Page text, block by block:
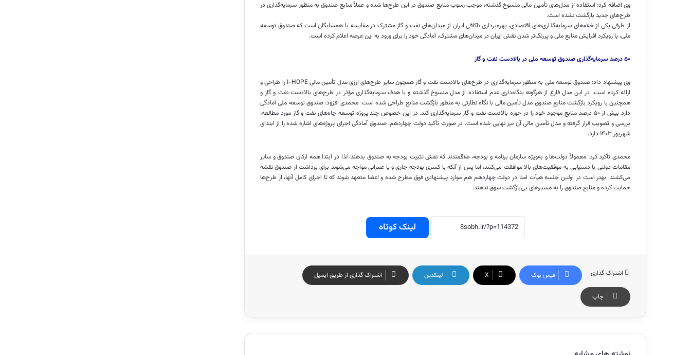
وی اضافه کرد: استفاده از مدل‌های تأمین مالی منسوخ گذشته، موجب رسوب منابع صندوق در این طرح‌ها شده و عملاً منابع صندوق به منظور سرمایه‌گذاری در
طرح‌های جدید بازگشت نشده است.
از طرفی یکی از خلاءهای سرمایه‌گذاری‌های اقتصادی، بهره‌برداری ناکافی ایران از میدان‌های نفت و گاز مشترک در مقایسه با همسایگان است که صندوق توسعه
ملی، با رویکرد افزایش منابع ملی و پررنگ‌تر شدن نقش ایران در میدان‌های مشترک، آمادگی خود را برای ورود به این عرصه اعلام کرده است.
۵۰ درصد سرمایه‌گذاری صندوق توسعه ملی در بالادست نفت و گاز
وی پیشنهاد داد: صندوق توسعه ملی به منظور سرمایه‌گذاری در طرح‌های بالادست نفت و گاز همچون سایر طرح‌های ارزی مدل تأمین مالی I-HOPE را طراحی و
ارائه کرده است. در این مدل فارغ از هرگونه بنگاه‌داری عدم استفاده از مدل منسوخ گذشته و با هدف سرمایه‌گذاری مؤثر در طرح‌های بالادست نفت و گاز و
همچنین با رویکرد بازگشت منابع صندوق مدل تأمین مالی با نگاه نظارتی به منظور بازگشت منابع طراحی شده است. محمدی افزود: صندوق توسعه ملی آمادگی
دارد بیش از ۵۰ درصد منابع موجود خود را در حوزه بالادست نفت و گاز سرمایه‌گذاری کند. در این خصوص چند پروژه توسعه چاه‌های نفت و گاز مورد مطالعه،
بررسی و تصویب قرار گرفته و مدل تأمین مالی آن نیز نهایی شده است. در صورت تأکید دولت چهاردهم، صندوق آمادگی اجرای پروژه‌های اشاره شده را از ابتدای
شهریور ۱۴۰۳ دارد.
محمدی تأکید کرد: معمولاً دولت‌ها و به‌ویژه سازمان برنامه و بودجه،علاقمندند که نقش تثبیت بودجه به صندوق بدهند، لذا در ابتدا همه ارکان صندوق و سایر
مقامات دولتی با دستیابی به موفقیت‌های بالا موافقت می‌کنند، اما پس از آنکه با کسری بودجه جاری و یا عمرانی مواجه می‌شوند برای برداشت از صندوق نقشه
می‌کشند. بهتر است در اولین جلسه هیأت امنا در دولت چهاردهم هم موارد پیشنهادی فوق مطرح شده و اعضا متعهد شوند که تا اجرای کامل آنها، از طرح‌ها
حمایت کرده و منابع صندوق را به مسیرهای بی‌بازگشت سوق ندهند.
لینک کوتاه
اشتراک گذاری فیس بوک X لینکدین اشتراک گذاری از طریق ایمیل
چاپ